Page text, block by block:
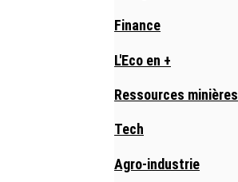
Finance
L'Eco en +
Ressources minières
Tech
Agro-industrie